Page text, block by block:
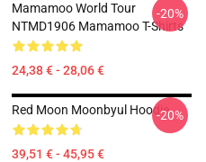
Mamamoo World Tour
NTMD1906 Mamamoo T-Shirts
24,38 € - 28,06 €
-20%
Red Moon Moonbyul Hoodie
39,51 € - 45,95 €
-20%